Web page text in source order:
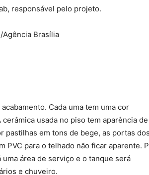
responsável pelo projeto.
Cada uma tem uma cor
usada no piso tem aparência de
pastilhas em tons de bege, as portas dos
PVC para o telhado não ficar aparente.
área de serviço e o tanque será
e chuveiro.